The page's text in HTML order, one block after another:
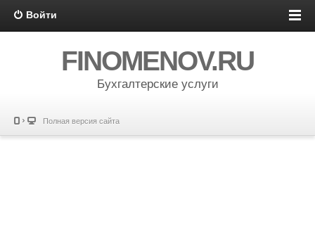
Войти
FINOMENOV.RU
Бухгалтерские услуги
Полная версия сайта